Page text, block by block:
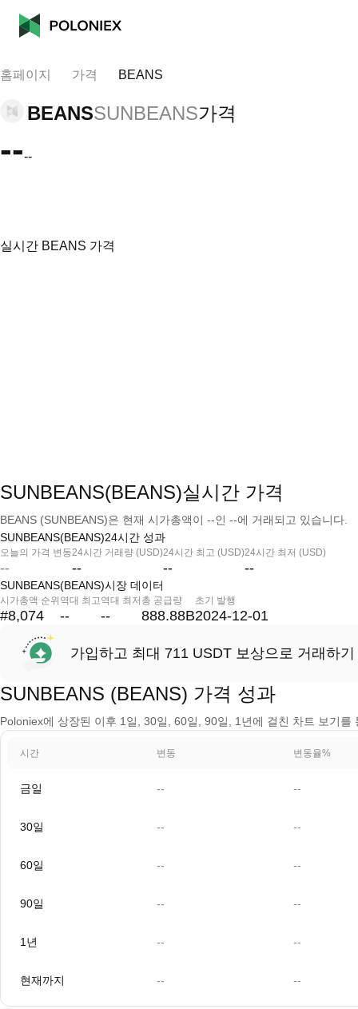
홈페이지 가격 BEANS
BEANSSUNBEANS가격
----
실시간 BEANS 가격
SUNBEANS(BEANS)실시간 가격
BEANS (SUNBEANS)은 현재 시가총액이 --인 --에 거래되고 있습니다.
SUNBEANS(BEANS)24시간 성과
오늘의 가격 변동
--
24시간 거래량 (USD)
--
24시간 최고 (USD)
--
24시간 최저 (USD)
--
SUNBEANS(BEANS)시장 데이터
시가총액 순위
#8,074
역대 최고
--
역대 최저
--
총 공급량
888.88B
초기 발행
2024-12-01
가입하고 최대 711 USDT 보상으로 거래하기
SUNBEANS (BEANS) 가격 성과
Poloniex에 상장된 이후 1일, 30일, 60일, 90일, 1년에 걸친 차트 보기를
시간 변동 변동율%
금일 -- --
30일 -- --
60일 -- --
90일 -- --
1년 -- --
현재까지 -- --